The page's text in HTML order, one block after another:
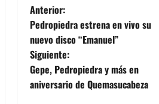
N
a
v
e
Anterior:
Pedropiedra estrena en vivo su
nuevo disco “Emanuel”
Siguiente:
Gepe, Pedropiedra y más en
aniversario de Quemasucabeza